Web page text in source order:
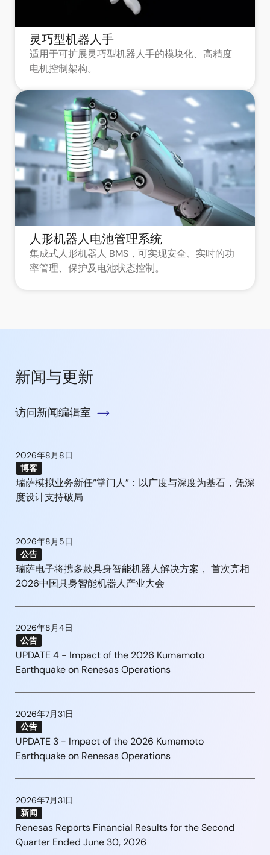
灵巧型机器人手
适用于可扩展灵巧型机器人手的模块化、高精度
电机控制架构。
人形机器人电池管理系统
集成式人形机器人 BMS，可实现安全、实时的功
率管理、保护及电池状态控制。
新闻与更新
访问新闻编辑室
2026年8月8日
博客
瑞萨模拟业务新任“掌门人”：以广度与深度为基石，凭深
度设计支持破局
2026年8月5日
公告
瑞萨电子将携多款具身智能机器人解决方案， 首次亮相
2026中国具身智能机器人产业大会
2026年8月4日
公告
UPDATE 4 - Impact of the 2026 Kumamoto
Earthquake on Renesas Operations
2026年7月31日
公告
UPDATE 3 - Impact of the 2026 Kumamoto
Earthquake on Renesas Operations
2026年7月31日
新闻
Renesas Reports Financial Results for the Second
Quarter Ended June 30, 2026